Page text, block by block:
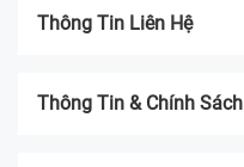
Thông Tin Liên Hệ
Thông Tin & Chính Sách